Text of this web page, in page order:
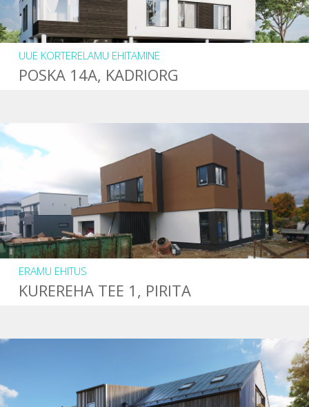
UUE KORTERELAMU EHITAMINE
POSKA 14A, KADRIORG
ERAMU EHITUS
KUREREHA TEE 1, PIRITA